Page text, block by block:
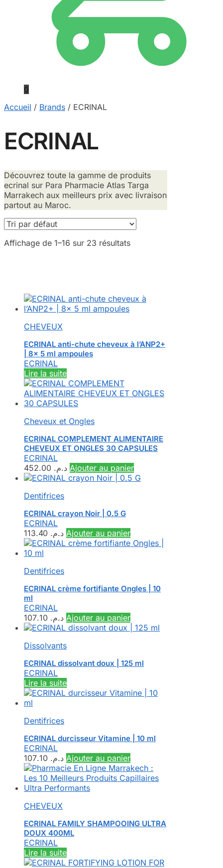
0
Accueil / Brands / ECRINAL
ECRINAL
Découvrez toute la gamme de produits
ecrinal sur Para Pharmacie Atlas Targa
Marrakech aux meilleurs prix avec livraison
partout au Maroc.
Affichage de 1–16 sur 23 résultats
CHEVEUX
ECRINAL anti-chute cheveux à l’ANP2+
| 8x 5 ml ampoules
ECRINAL
Lire la suite
Cheveux et Ongles
ECRINAL COMPLEMENT ALIMENTAIRE
CHEVEUX ET ONGLES 30 CAPSULES
ECRINAL
د.م. Ajouter au panier
Dentifrices
ECRINAL crayon Noir | 0.5 G
ECRINAL
د.م. Ajouter au panier
Dentifrices
ECRINAL crème fortifiante Ongles | 10
ml
ECRINAL
د.م. Ajouter au panier
Dissolvants
ECRINAL dissolvant doux | 125 ml
ECRINAL
Lire la suite
Dentifrices
ECRINAL durcisseur Vitamine | 10 ml
ECRINAL
د.م. Ajouter au panier
CHEVEUX
ECRINAL FAMILY SHAMPOOING ULTRA
DOUX 400ML
ECRINAL
Lire la suite